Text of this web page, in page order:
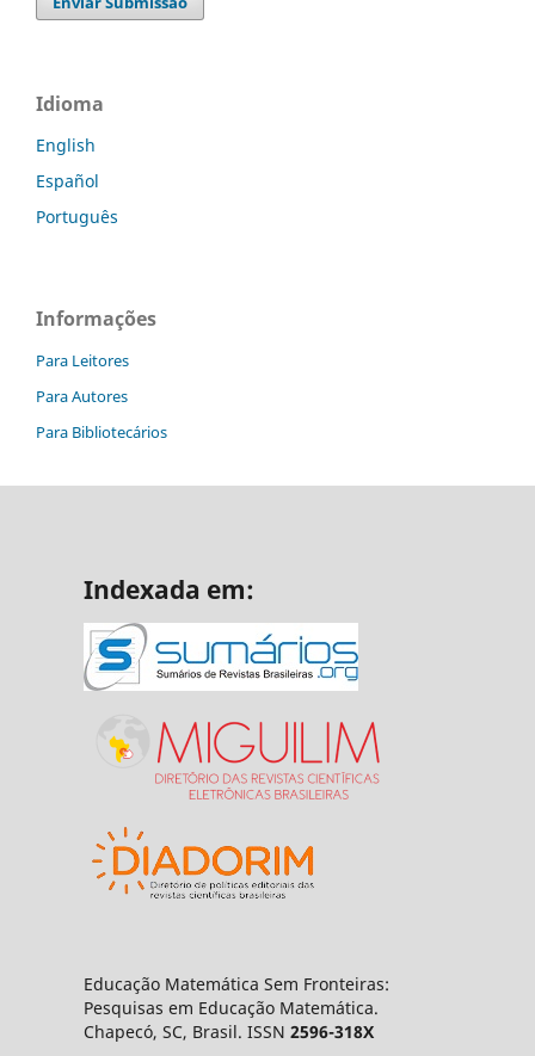
Idioma
English
Español
Português
Informações
Para Leitores
Para Autores
Para Bibliotecários
Indexada em:
Educação Matemática Sem Fronteiras:
Pesquisas em Educação Matemática.
Chapecó, SC, Brasil. ISSN 2596-318X